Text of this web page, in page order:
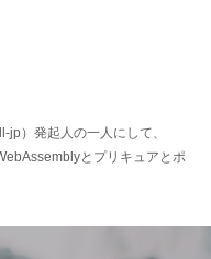
jp）発起人の一人にして、
とプリキュアとポ